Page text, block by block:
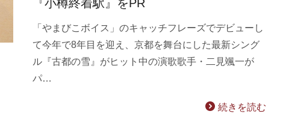
『小樽終着駅』をPR
「やまびこボイス」のキャッチフレーズでデビューし
て今年で8年目を迎え、京都を舞台にした最新シング
ル『古都の雪』がヒット中の演歌歌手・二見颯一が
パ…
続きを読む